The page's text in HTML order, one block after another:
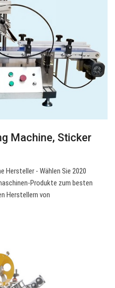
Machine, Sticker
- Wählen Sie 2020
Produkte zum besten
Herstellern von